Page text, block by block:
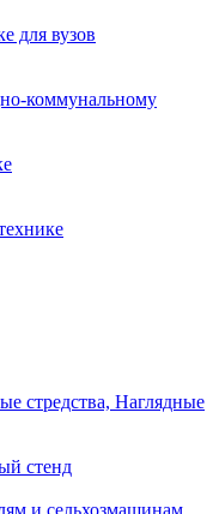
для вузов
коммунальному
стредства, Наглядные
стенд
и сельхозмашинам